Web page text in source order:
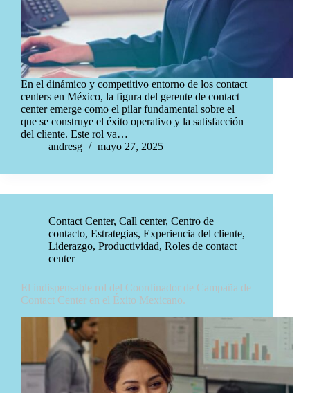
En el dinámico y competitivo entorno de los contact
centers en México, la figura del gerente de contact
center emerge como el pilar fundamental sobre el
que se construye el éxito operativo y la satisfacción
del cliente. Este rol va…
andresg
mayo 27, 2025
Contact Center, Call center, Centro de
contacto, Estrategias, Experiencia del cliente,
Liderazgo, Productividad, Roles de contact
center
El indispensable rol del Coordinador de Campaña de
Contact Center en el Éxito Mexicano.